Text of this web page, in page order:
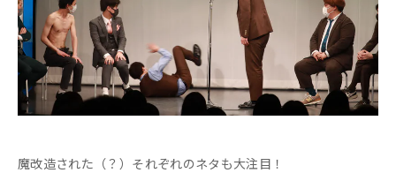
魔改造された（？）それぞれのネタも大注目！